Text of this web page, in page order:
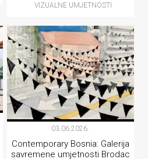
VIZUALNE UMJETNOSTI
03.06.2026.
Contemporary Bosnia: Galerija
savremene umjetnosti Brodac